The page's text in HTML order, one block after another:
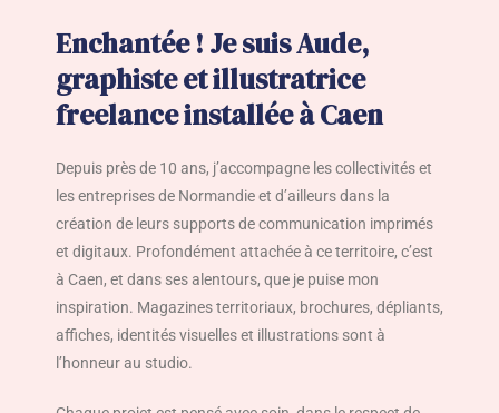
Enchantée ! Je suis Aude,
graphiste et illustratrice
freelance installée à Caen
Depuis près de 10 ans, j’accompagne les collectivités et
les entreprises de Normandie et d’ailleurs dans la
création de leurs supports de communication imprimés
et digitaux. Profondément attachée à ce territoire, c’est
à Caen, et dans ses alentours, que je puise mon
inspiration. Magazines territoriaux, brochures, dépliants,
affiches, identités visuelles et illustrations sont à
l’honneur au studio.